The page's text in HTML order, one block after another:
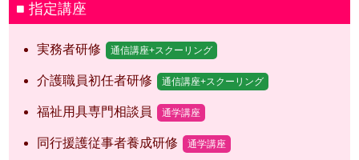
指定講座
実務者研修 通信講座+スクーリング
介護職員初任者研修 通信講座+スクーリング
福祉用具専門相談員 通学講座
同行援護従事者養成研修 通学講座